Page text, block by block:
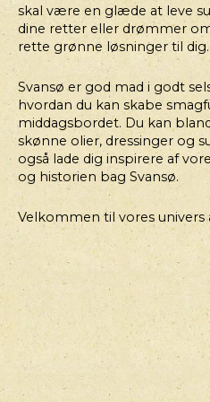
skal være en glæde at leve
dine retter eller drømmer
rette grønne løsninger til dig.
Svansø er god mad i godt
hvordan du kan skabe
middagsbordet. Du kan
skønne olier, dressinger og
også lade dig inspirere af
og historien bag Svansø.
Velkommen til vores